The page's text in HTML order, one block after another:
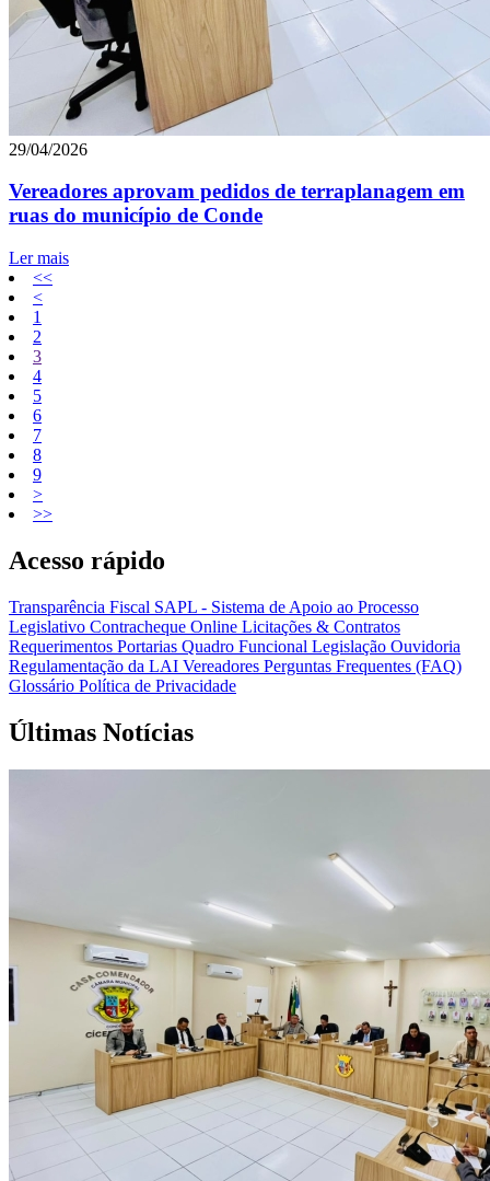
29/04/2026
Vereadores aprovam pedidos de terraplanagem em
ruas do município de Conde
Ler mais
<<
<
1
2
3
4
5
6
7
8
9
>
>>
Acesso rápido
Transparência Fiscal SAPL - Sistema de Apoio ao Processo
Legislativo Contracheque Online Licitações & Contratos
Requerimentos Portarias Quadro Funcional Legislação Ouvidoria
Regulamentação da LAI Vereadores Perguntas Frequentes (FAQ)
Glossário Política de Privacidade
Últimas Notícias